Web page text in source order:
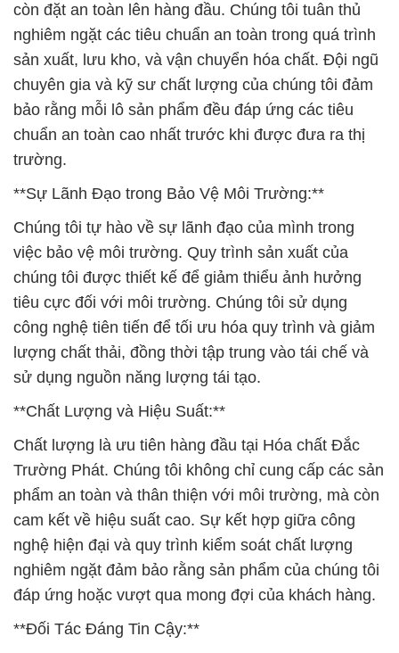
còn đặt an toàn lên hàng đầu. Chúng tôi tuân thủ
nghiêm ngặt các tiêu chuẩn an toàn trong quá trình
sản xuất, lưu kho, và vận chuyển hóa chất. Đội ngũ
chuyên gia và kỹ sư chất lượng của chúng tôi đảm
bảo rằng mỗi lô sản phẩm đều đáp ứng các tiêu
chuẩn an toàn cao nhất trước khi được đưa ra thị
trường.
**Sự Lãnh Đạo trong Bảo Vệ Môi Trường:**
Chúng tôi tự hào về sự lãnh đạo của mình trong
việc bảo vệ môi trường. Quy trình sản xuất của
chúng tôi được thiết kế để giảm thiểu ảnh hưởng
tiêu cực đối với môi trường. Chúng tôi sử dụng
công nghệ tiên tiến để tối ưu hóa quy trình và giảm
lượng chất thải, đồng thời tập trung vào tái chế và
sử dụng nguồn năng lượng tái tạo.
**Chất Lượng và Hiệu Suất:**
Chất lượng là ưu tiên hàng đầu tại Hóa chất Đắc
Trường Phát. Chúng tôi không chỉ cung cấp các sản
phẩm an toàn và thân thiện với môi trường, mà còn
cam kết về hiệu suất cao. Sự kết hợp giữa công
nghệ hiện đại và quy trình kiểm soát chất lượng
nghiêm ngặt đảm bảo rằng sản phẩm của chúng tôi
đáp ứng hoặc vượt qua mong đợi của khách hàng.
**Đối Tác Đáng Tin Cậy:**